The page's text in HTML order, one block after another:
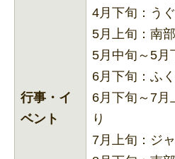
行事・イ
ベント
4月下旬：う
5月上旬：南
5月中旬～5月
6月下旬：ふ
6月下旬～7月
り
7月上旬：ジ